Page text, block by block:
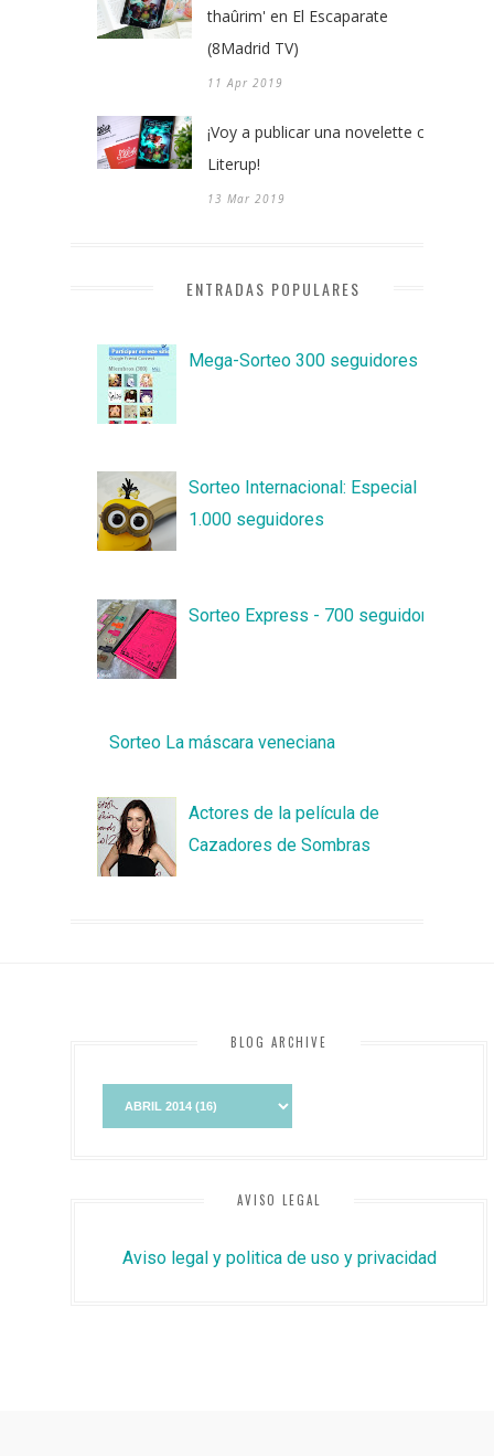
thaûrim' en El Escaparate
(8Madrid TV)
11 Apr 2019
¡Voy a publicar una novelette con
Literup!
13 Mar 2019
ENTRADAS POPULARES
Mega-Sorteo 300 seguidores
Sorteo Internacional: Especial
1.000 seguidores
Sorteo Express - 700 seguidores
Sorteo La máscara veneciana
Actores de la película de
Cazadores de Sombras
BLOG ARCHIVE
AVISO LEGAL
Aviso legal y politica de uso y privacidad